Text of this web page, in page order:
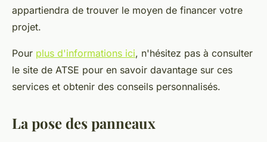
appartiendra de trouver le moyen de financer votre
projet.
Pour plus d'informations ici, n'hésitez pas à consulter
le site de ATSE pour en savoir davantage sur ces
services et obtenir des conseils personnalisés.
La pose des panneaux